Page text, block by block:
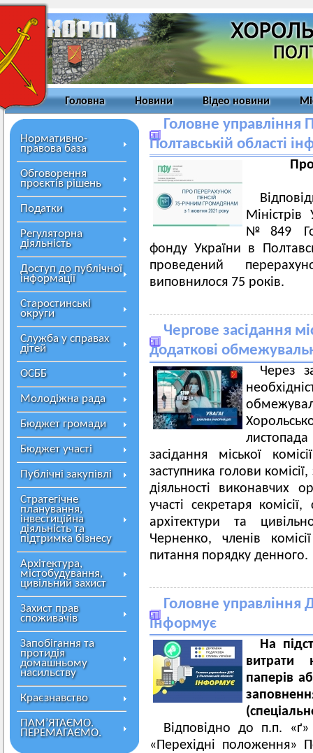
Головна Новини Відео новини
Нормативно-
правова база
Обговорення
проєктів рішень
Податки
Регуляторна
діяльність
Доступ до публічної
інформації
Старостинські
округи
Служба у справах
дітей
ОСББ
Молодіжна рада
Бюджет громади
Бюджет участі
Публічні закупівлі
Стратегічне
планування,
інвестиційна
діяльність та
підтримка бізнесу
Архітектура,
містобудування,
цивільний захист
Захист прав
споживачів
Запобігання та
протидія
домашньому
насильству
Краєзнавство
ПАМ’ЯТАЄМО.
ПЕРЕМАГАЄМО.
Головне управління
Полтавській області
№849
фонду України в
проведений
виповнилося 75 років.
Чергове засідання
додаткові
Через
засідання міської
заступника голови
діяльності виконавчих
участі секретаря комісії,
архітектури та
Черненко, членів
питання порядку денного.
Головне управління
інформує
На
витрати
паперів
Відповідно до п.п.
«Перехідні положення»